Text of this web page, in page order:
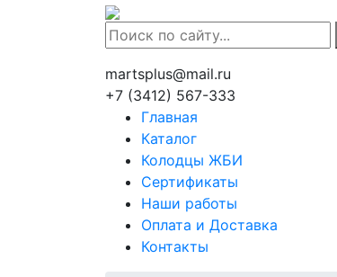
martsplus@mail.ru
+7 (3412) 567-333
Главная
Каталог
Колодцы ЖБИ
Сертификаты
Наши работы
Оплата и Доставка
Контакты